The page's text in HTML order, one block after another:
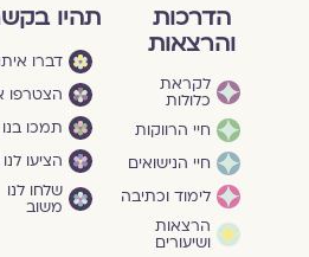
הדרכות
והרצאות
לקראת
כלולות
חיי הרווקות
חיי הנישואים
לימוד וכתיבה
הרצאות
ושיעורים
תהיו בקשר
דברו איתנו
הצטרפו
תמכו בנו
הציעו לנו
שלחו לנו
משוב